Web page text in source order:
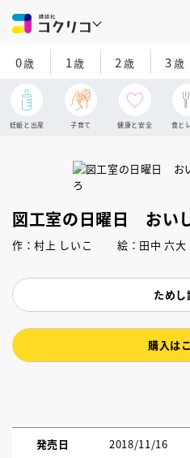
0歳 1歳 2 歳 3歳
妊娠と出産 子育て 健康と安全 食と
図工室の日曜日 おい
作：村上 しいこ 絵：田中 六
ためし
購入は
発売日 2018/11/16